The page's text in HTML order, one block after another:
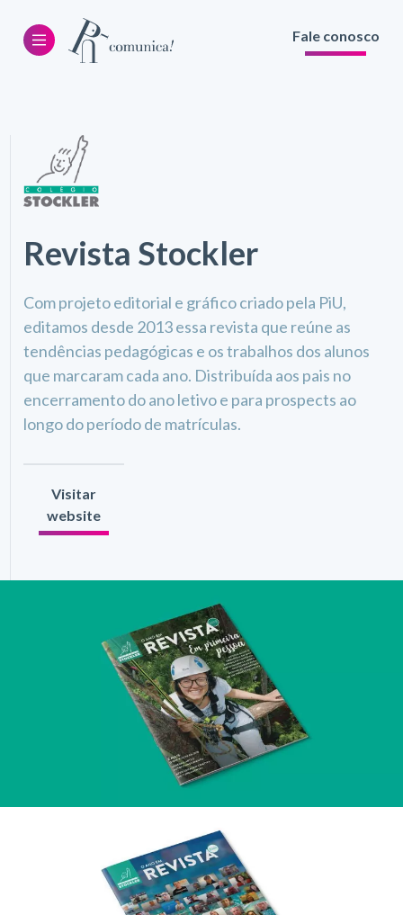
Fale conosco
Revista Stockler
Com projeto editorial e gráfico criado pela PiU,
editamos desde 2013 essa revista que reúne as
tendências pedagógicas e os trabalhos dos alunos
que marcaram cada ano. Distribuída aos pais no
encerramento do ano letivo e para prospects ao
longo do período de matrículas.
Visitar
website